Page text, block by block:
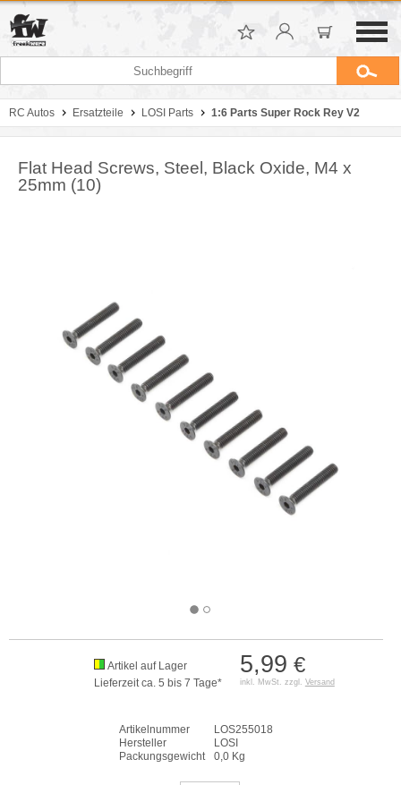
RC Autos Ersatzteile LOSI Parts 1:6 Parts Super Rock Rey V2
Flat Head Screws, Steel, Black Oxide, M4 x
25mm (10)
5,99 €
inkl. MwSt. zzgl. Versand
Artikel auf Lager
Lieferzeit ca. 5 bis 7 Tage*
Artikelnummer
LOS255018
Hersteller
LOSI
Packungsgewicht
0,0 Kg